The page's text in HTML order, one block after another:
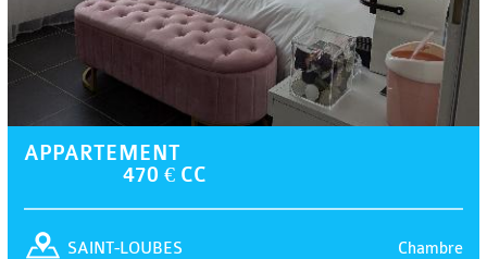
APPARTEMENT
470 € CC
Chambre
SAINT-LOUBES